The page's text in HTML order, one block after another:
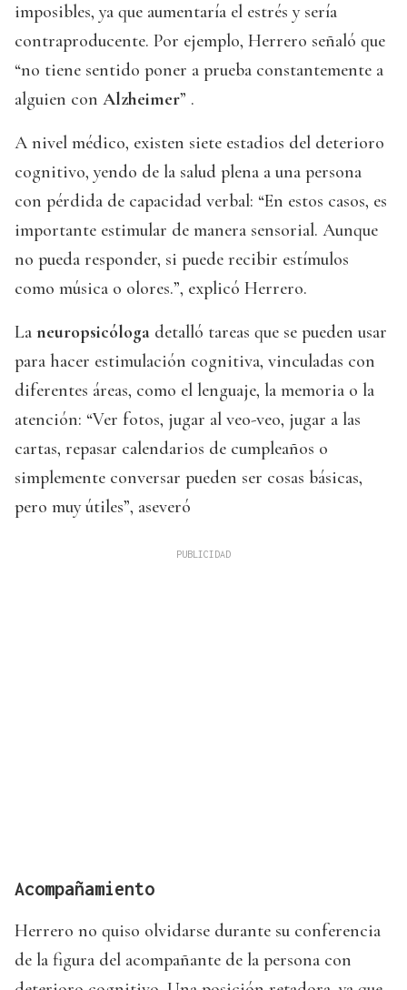
imposibles, ya que aumentaría el estrés y sería
contraproducente. Por ejemplo, Herrero señaló que
“no tiene sentido poner a prueba constantemente a
alguien con Alzheimer” .
A nivel médico, existen siete estadios del deterioro
cognitivo, yendo de la salud plena a una persona
con pérdida de capacidad verbal: “En estos casos, es
importante estimular de manera sensorial. Aunque
no pueda responder, si puede recibir estímulos
como música o olores.”, explicó Herrero.
La neuropsicóloga detalló tareas que se pueden usar
para hacer estimulación cognitiva, vinculadas con
diferentes áreas, como el lenguaje, la memoria o la
atención: “Ver fotos, jugar al veo-veo, jugar a las
cartas, repasar calendarios de cumpleaños o
simplemente conversar pueden ser cosas básicas,
pero muy útiles”, aseveró
Acompañamiento
Herrero no quiso olvidarse durante su conferencia
de la figura del acompañante de la persona con